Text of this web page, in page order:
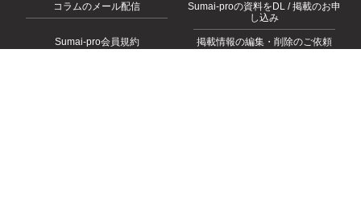
コラムのメール配信
Sumai-proの資料をDL / 掲載のお申
し込み
Sumai-pro会員規約 掲載情報の編集・削除のご依頼